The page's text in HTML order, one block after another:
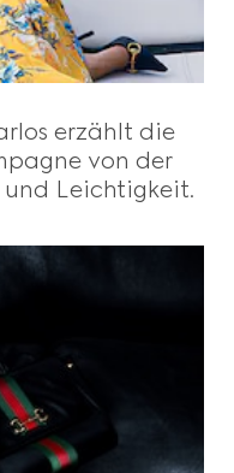
erzählt die
von der
und Leichtigkeit.